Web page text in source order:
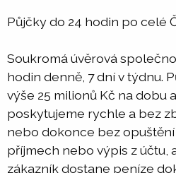
Půjčky do 24 hodin po celé
Soukromá úvěrová
hodin denně, 7 dní v týdnu.
výše 25 milionů Kč na dobu
poskytujeme rychle a bez
nebo dokonce bez opuštění
příjmech nebo výpis z účtu,
zákazník dostane peníze